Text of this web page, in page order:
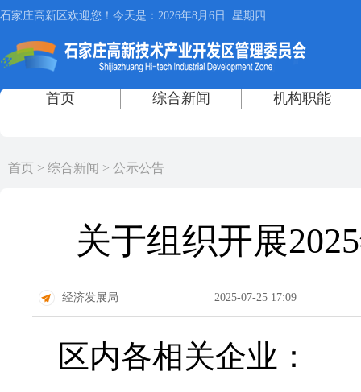
首页 > 综合新闻 > 公示公告
关于组织开展
经济发展局 2025-07-25 17:09
区内各相关企业：